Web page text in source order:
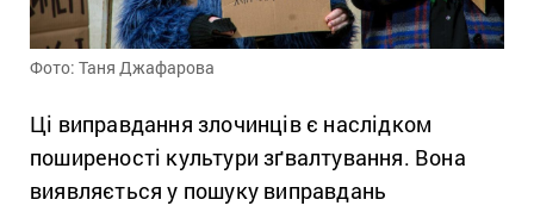
Фото: Таня Джафарова
Ці виправдання злочинців є наслідком
поширеності культури зґвалтування. Вона
виявляється у пошуку виправдань